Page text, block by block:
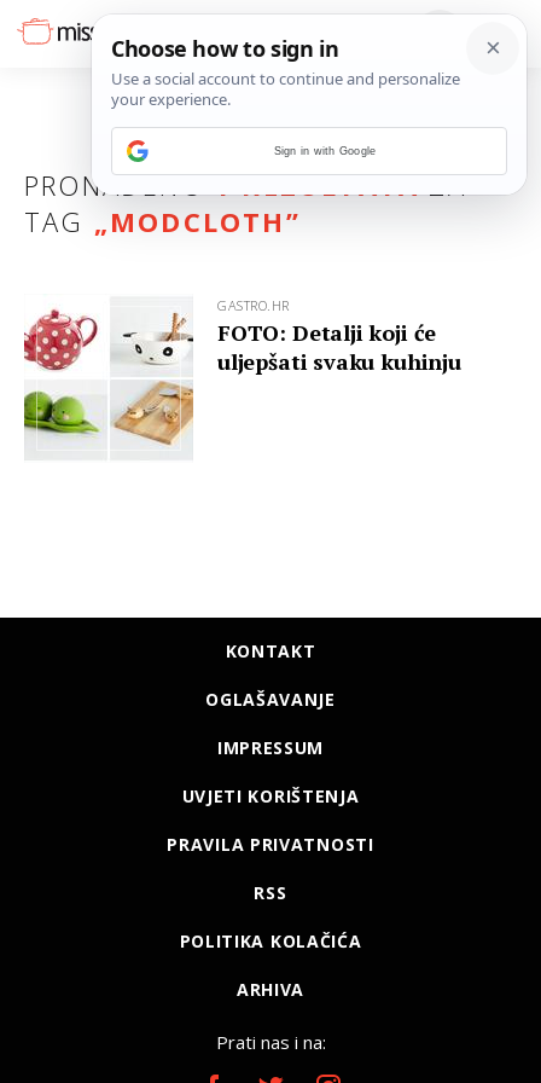
PRONAĐENO1 REZULTATAZA
TAG „MODCLOTH”
GASTRO.HR
FOTO: Detalji koji će
uljepšati svaku kuhinju
KONTAKT
OGLAŠAVANJE
IMPRESSUM
UVJETI KORIŠTENJA
PRAVILA PRIVATNOSTI
RSS
POLITIKA KOLAČIĆA
ARHIVA
Prati nas i na:
Sign in with Google